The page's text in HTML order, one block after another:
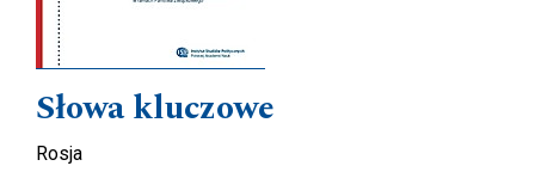
Słowa kluczowe
Rosja